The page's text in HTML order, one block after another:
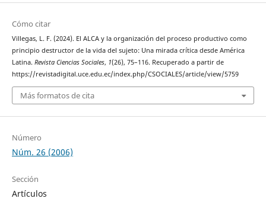
Cómo citar
Villegas, L. F. (2024). El ALCA y la organización del proceso productivo como
principio destructor de la vida del sujeto: Una mirada crítica desde América
Latina. Revista Ciencias Sociales, 1(26), 75–116. Recuperado a partir de
https://revistadigital.uce.edu.ec/index.php/CSOCIALES/article/view/5759
Más formatos de cita
Número
Núm. 26 (2006)
Sección
Artículos